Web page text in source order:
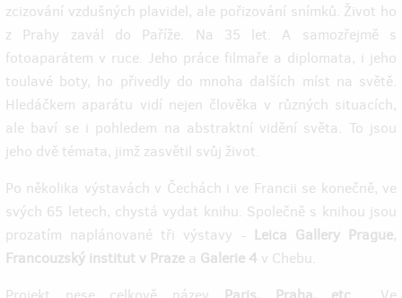
zcizování vzdušných plavidel, ale pořizování snímků. Život ho
z Prahy zavál do Paříže. Na 35 let. A samozřejmě s
fotoaparátem v ruce. Jeho práce filmaře a diplomata, i jeho
toulavé boty, ho přivedly do mnoha dalších míst na světě.
Hledáčkem aparátu vidí nejen člověka v různých situacích,
ale baví se i pohledem na abstraktní vidění světa. To jsou
jeho dvě témata, jimž zasvětil svůj život.
Po několika výstavách v Čechách i ve Francii se konečně, ve
svých 65 letech, chystá vydat knihu. Společně s knihou jsou
prozatím naplánované tři výstavy - Leica Gallery Prague,
Francouzský institut v Praze a Galerie 4 v Chebu.